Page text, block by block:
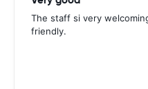
The staff si very
friendly.